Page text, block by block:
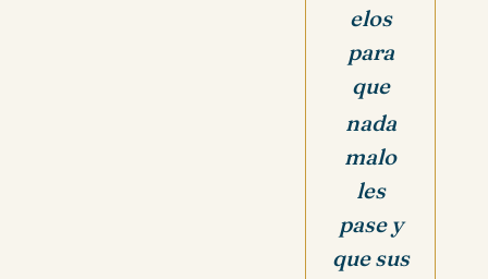
elos
para
que
nada
malo
les
pase y
que sus